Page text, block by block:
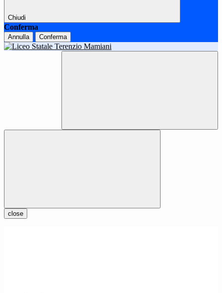
Chiudi
Conferma
Annulla Conferma
close